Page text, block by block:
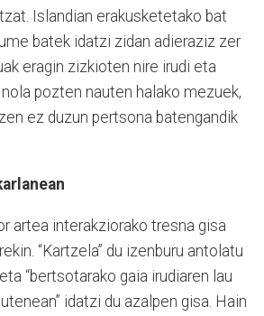
Islandian erakusketetako bat
batek idatzi zidan adieraziz zer
eragin zizkioten nire irudi eta
pozten nauten halako mezuek,
ez duzun pertsona batengandik
artea interakziorako tresna gisa
“Kartzela” du izenburu antolatu
“bertsotarako gaia irudiaren lau
idatzi du azalpen gisa. Hain